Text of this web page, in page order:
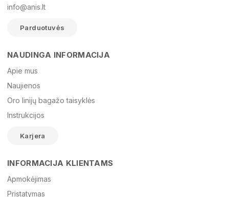
El. paštas
Žinutė
info@anis.lt
Parduotuvės
NAUDINGA INFORMACIJA
Apie mus
Naujienos
Oro linijų bagažo taisyklės
Instrukcijos
Karjera
INFORMACIJA KLIENTAMS
Apmokėjimas
Pristatymas